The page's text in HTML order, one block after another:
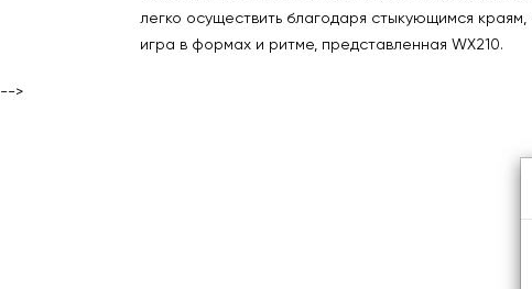
легко осуществить благодаря стыкующимся
игра в формах и ритме, представленная WX210.
-->